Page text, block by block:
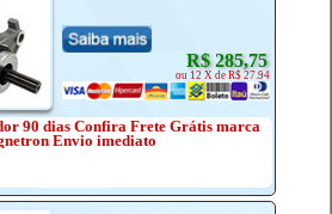
R$ 285,75
ou 12 X de R$ 27.94
90 dias Confira Frete Grátis marca
Envio imediato